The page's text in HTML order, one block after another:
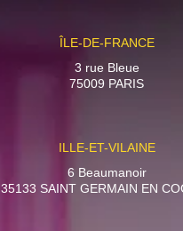
ÎLE-DE-FRANCE
3 rue Bleue
75009 PARIS
ILLE-ET-VILAINE
6 Beaumanoir
35133 SAINT GERMAIN EN